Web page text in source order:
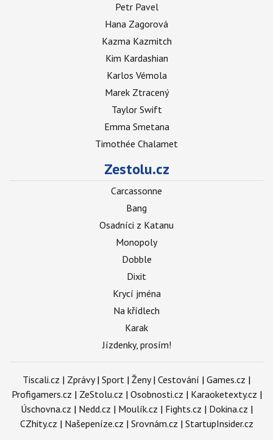
Petr Pavel
Hana Zagorová
Kazma Kazmitch
Kim Kardashian
Karlos Vémola
Marek Ztracený
Taylor Swift
Emma Smetana
Timothée Chalamet
Zestolu.cz
Carcassonne
Bang
Osadníci z Katanu
Monopoly
Dobble
Dixit
Krycí jména
Na křídlech
Karak
Jízdenky, prosím!
Tiscali.cz | Zprávy| Sport | Ženy| Cestování | Games.cz |
Profigamers.cz | ZeStolu.cz | Osobnosti.cz | Karaoketexty.cz |
Úschovna.cz | Nedd.cz | Moulík.cz | Fights.cz | Dokina.cz |
CZhity.cz | Našepeníze.cz | Srovnám.cz | StartupInsider.cz